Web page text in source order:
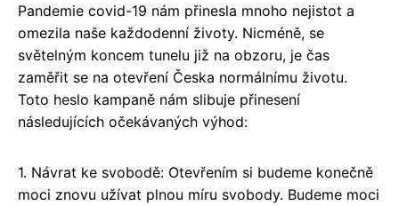
Pandemie covid-19 nám přinesla mnoho nejistot a
omezila naše každodenní životy. Nicméně, se
světelným koncem tunelu již na obzoru, je čas
zaměřit se na otevření Česka normálnímu životu.
Toto heslo kampaně nám slibuje přinesení
následujících očekávaných výhod:
1. Návrat ke svobodě: Otevřením si budeme konečně
moci znovu užívat plnou míru svobody. Budeme moci